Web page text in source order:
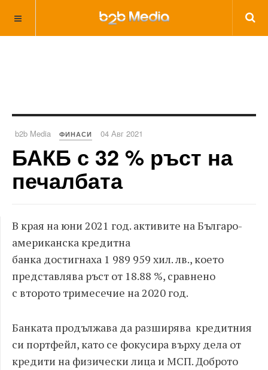
b2b Media ФИНАСИ 04 Авг 2021
БАКБ с 32 % ръст на
печалбата
В края на юни 2021 год. активите на Българо-
американска кредитна
банка достигнаха 1 989 959 хил. лв., което
представлява ръст от 18.88 %, сравнено
с второто тримесечие на 2020 год.
Банката продължава да разширява кредитния
си портфейл, като се фокусира върху дела от
кредити на физически лица и МСП. Доброто